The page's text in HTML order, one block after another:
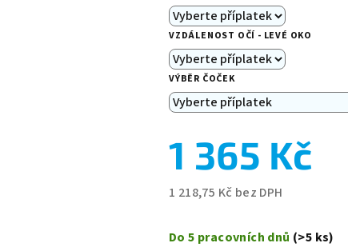
VZDÁLENOST OČÍ - LEVÉ OKO
VÝBĚR ČOČEK
1 365 Kč
1 218,75 Kč bez DPH
cena:
Do 5 pracovních dnů (>5 ks)